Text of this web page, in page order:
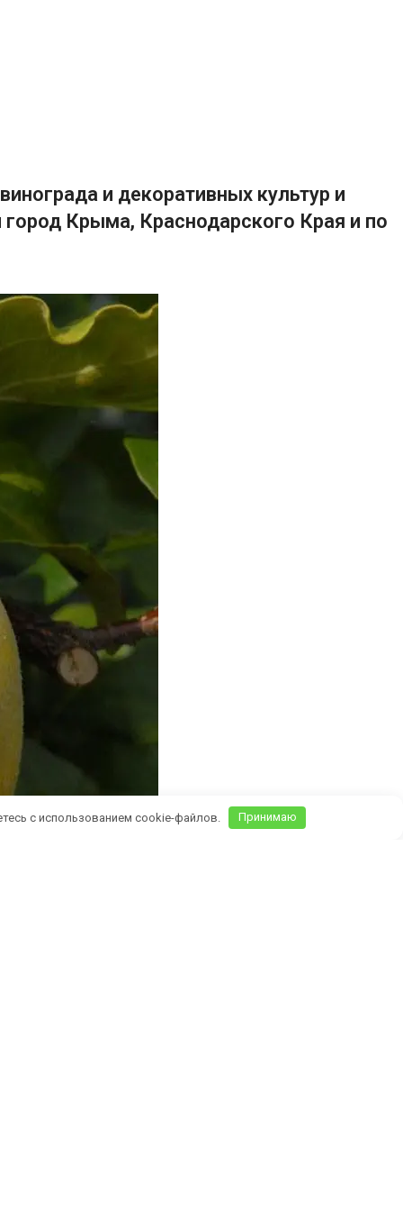
и декоративных культур и
Крыма, Краснодарского Края и по
с использованием cookie-файлов. Принимаю